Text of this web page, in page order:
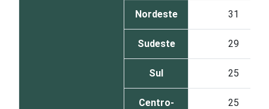
Nordeste 31
Sudeste 29
Sul 25
Centro-
25